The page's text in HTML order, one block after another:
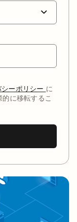
ーポリシー に
に移転するこ